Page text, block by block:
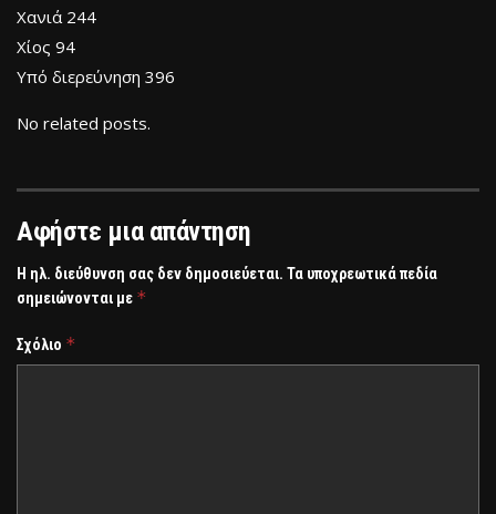
Χανιά 244
Χίος 94
Υπό διερεύνηση 396
No related posts.
Αφήστε μια απάντηση
Η ηλ. διεύθυνση σας δεν δημοσιεύεται. Τα υποχρεωτικά πεδία
σημειώνονται με *
Σχόλιο *